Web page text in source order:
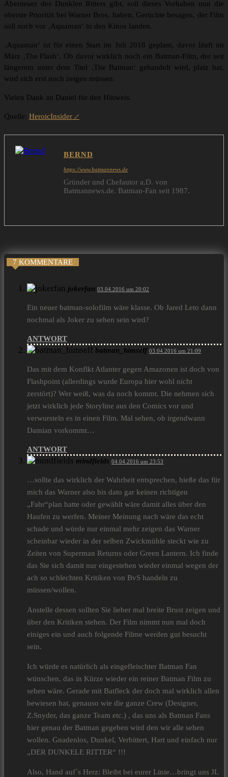
Abenteuer des Dunklen Ritters gibt, soll dieses Vorhaben nun die
oberste Priorität bei Warner Bros. haben. Gerüchte besagen, der Film
soll noch vor ‚Aquaman‘ in den Kinos landen.
‚Aquaman‘ ist für einen Start im Juli 2018 geplant, davor läuft im
März ‚The Flash‘. Ob davor wirklich noch ein Batman-Film, der seit
längerem unter dem Titel ‚The Batman‘ gehandelt wird, platz hat,
wird sich erst noch zeigen müssen.
Vielen Dank an Daniel für den Hinweis.
Quelle: HeroicInsider
BERND
https://www.batmannews.de
Gründer und Chefautor a.D. von
Batmannews.de. Batman-Fan seit 1987.
7 KOMMENTARE
jokerfan 03.04.2016 um 20:02
Ein neuer batman-solofilm wäre klasse. Ob Jared Leto dann
nochmal als Joker zu sehen sein wird?
ANTWORT
batman_himself 03.04.2016 um 21:09
Das mit dem Konflkt Atlanter gegen Amazonen ist doch von
Flashpoint (allerdings wurde Europa hier wohl nicht
zerstört)? Wer weiß, was da noch kommt. Die nehmen sich
jetzt wirklich jede Storyline aus den Comics vor und
verwursteln es in einen Film. Mal sehen, ob irgendwann
Damian vorkommt…
ANTWORT
mindfields 04.04.2016 um 23:53
…sollte das wirklich der Wahrheit entsprechen, hieße das für
mich das Warner also bis dato gar keinen richtigen
„Fahr“plan hatte oder gewählt wäre damit alles über den
Haufen zu werfen. Meiner Meinung nach wäre das echt
schade und würde nur einmal mehr zeigen das Warner
scheinbar wieder in der selben Zwickmühle steckt wie zu
Zeiten von Superman Returns oder Green Lantern. Ich finde
das Sie sich damit nur eingestehen wieder einmal wegen der
ach so schlechten Kritiken von BvS handeln zu
müssen/wollen.
Anstelle dessen sollten Sie lieber mal breite Brust zeigen und
über den Kritiken stehen. Der Film nimmt nun mal doch
einiges ein und auch folgende Filme werden gut besucht
sein.
Ich würde es natürlich als eingefleischter Batman Fan
wünschen, das in Kürze wieder ein reiner Batman Film zu
sehen wäre. Gerade mit Batfleck der doch mal wirklich allen
bewiesen hat, genauso wie die ganze Crew (Designer,
Z.Snyder, das ganze Team etc.) , das uns als Batman Fans
hier genau der Batman gegeben wird den wir alle sehen
wollen. Gnadenlos, Dunkel, Verbittert, Hart und einfach nur
„DER DUNKELE RITTER“ !!!
Also, Hand auf´s Herz: Bleibt bei eurer Linie…bringt uns JL